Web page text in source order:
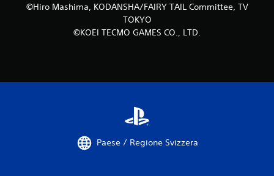
u
z
©Hiro Mashima, KODANSHA/FAIRY TAIL Committee, TV
TOKYO
©KOEI TECMO GAMES CO., LTD.
Paese / Regione Svizzera